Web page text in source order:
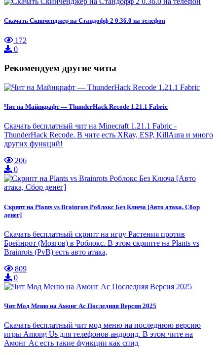
Скачать Скинченджер на Стандофф 2 0.36.0 на телефон
172
0
Рекомендуем другие читы
Чит на Майнкрафт — ThunderHack Recode 1.21.1 Fabric
Скачать бесплатный чит на Minecraft 1.21.1 Fabric -
ThunderHack Recode. В чите есть XRay, ESP, KillAura и много
других функций!
206
0
Скрипт на Plants vs Brainrots Роблокс Без Ключа [Авто атака, Сбор
денег]
Скачать бесплатный скрипт на игру Растения против
Брейнрот (Мозгов) в Роблокс. В этом скрипте на Plants vs
Brainrots (PvB) есть авто атака,
809
0
Чит Мод Меню на Амонг Ас Последняя Версия 2025
Скачать бесплатный чит мод меню на последнюю версию
игры Among Us для телефонов андроид. В этом чите на
Амонг Ас есть такие функции как спид